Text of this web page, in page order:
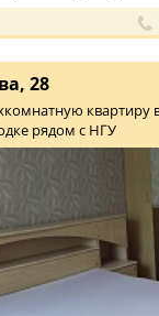
28
квартиру
рядом с НГУ